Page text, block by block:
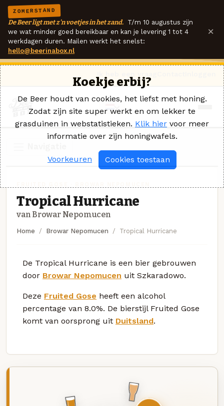
ZOMERSTAND
De Beer ligt met z'n voetjes in het zand. T/m 10 augustus zijn
we wat minder goed bereikbaar en kan je levering 1 tot 4
werkdagen duren. Mailen werkt het snelst:
hello@beerinabox.nl
×
Tropical Hurricane
van Browar Nepomucen
Home Browar Nepomucen Tropical Hurricane
De Tropical Hurricane is een bier gebrouwen
door Browar Nepomucen uit Szkaradowo.
Deze Fruited Gose heeft een alcohol
percentage van 8.0%. De bierstijl Fruited Gose
komt van oorsprong uit Duitsland.
Koekje erbij?
De Beer houdt van cookies, het liefst met honing.
Zodat zijn site super werkt en om lekker te
grasduinen in webstatistieken. Klik hier voor meer
informatie over zijn honingwafels.
Voorkeuren Cookies toestaan